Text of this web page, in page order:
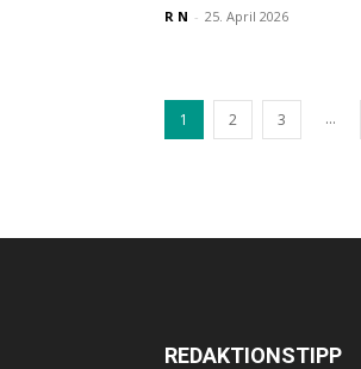
R N - 25. April 2026
1 2 3 ...
REDAKTIONSTIPP